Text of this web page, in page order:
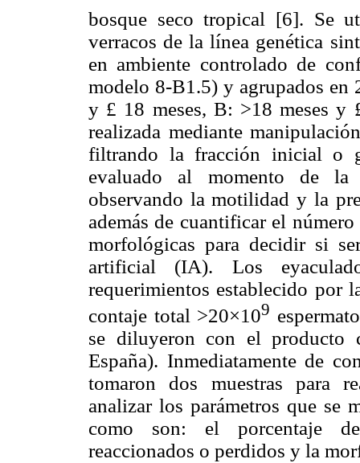
bosque seco tropical [6]. Se
verracos de la línea genética
en ambiente controlado de
modelo 8-B1.5) y agrupados en
y £ 18 meses, B: >18 meses y
realizada mediante
filtrando la fracción inicial o
evaluado al momento de la
observando la motilidad y la
además de cuantificar el
morfológicas para decidir si
artificial (IA). Los
requerimientos establecido por
contaje total >20×109
se diluyeron con el producto
España). Inmediatamente de
tomaron dos muestras para
analizar los parámetros que se
como son: el porcentaje
reaccionados o perdidos y la